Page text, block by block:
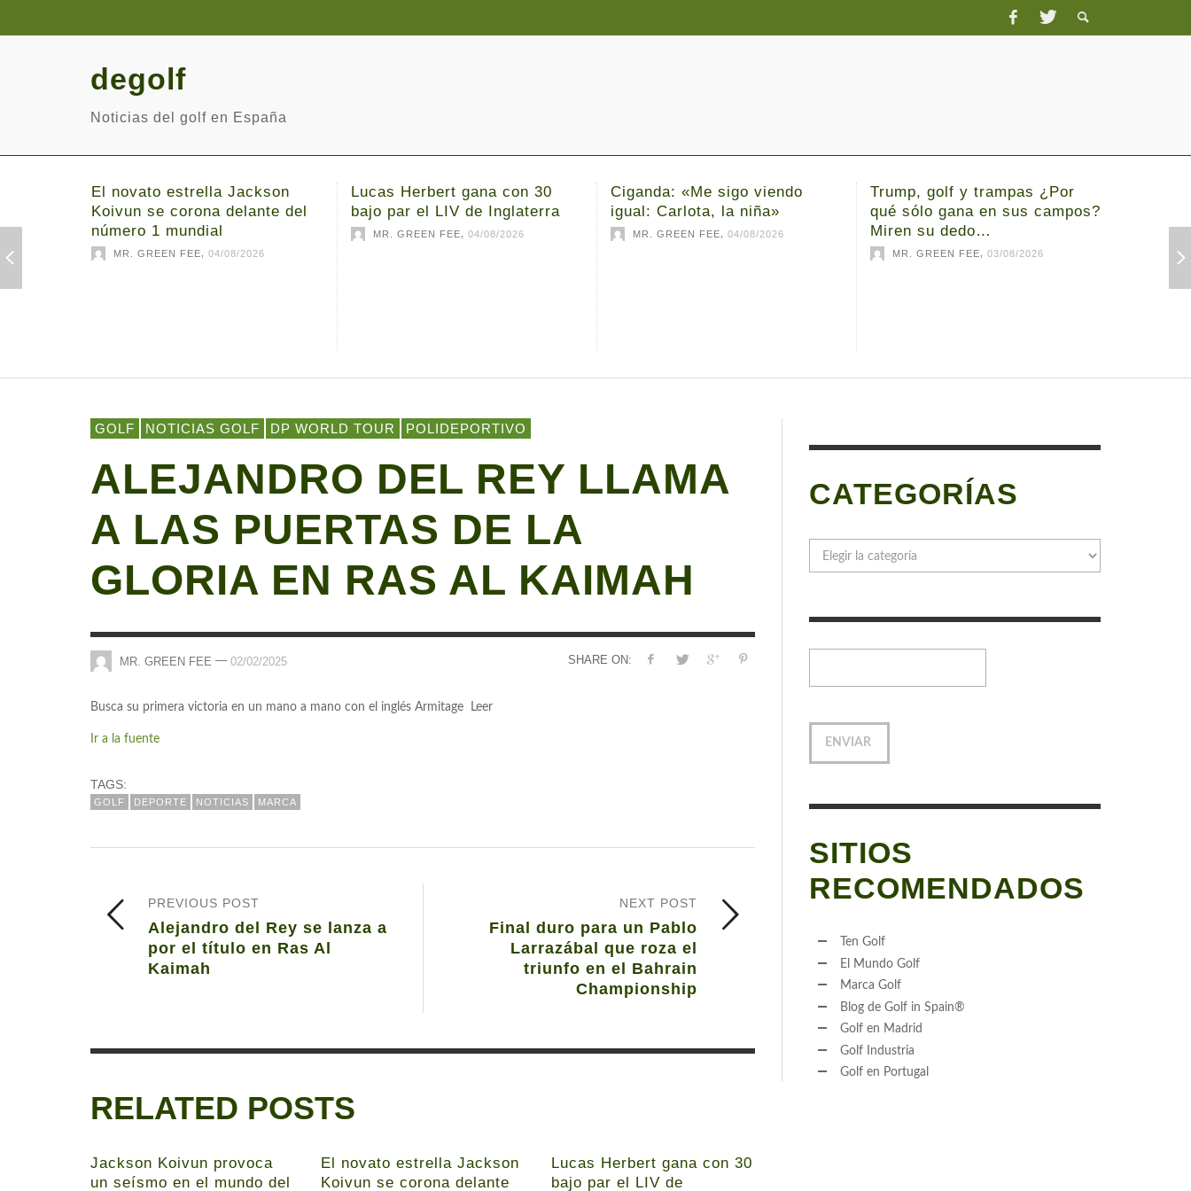
degolf
Noticias del golf en España
El novato estrella Jackson
Koivun se corona delante del
número 1 mundial
MR. GREEN FEE 04/08/2026
Lucas Herbert gana con 30
bajo par el LIV de Inglaterra
MR. GREEN FEE 04/08/2026
Ciganda: «Me sigo viendo
igual: Carlota, la niña»
MR. GREEN FEE 04/08/2026
Trump, golf y trampas ¿Por
qué sólo gana en sus campos?
Miren su dedo…
MR. GREEN FEE 03/08/2026
de la
MR.
GOLF NOTICIAS GOLF DP WORLD TOUR POLIDEPORTIVO
ALEJANDRO DEL REY LLAMA
A LAS PUERTAS DE LA
GLORIA EN RAS AL KAIMAH
SHARE ON:
MR. GREEN FEE — 02/02/2025
Busca su primera victoria en un mano a mano con el inglés Armitage Leer
Ir a la fuente
TAGS:
GOLF DEPORTE NOTICIAS MARCA
NEXT POST
Final duro para un Pablo
Larrazábal que roza el
triunfo en el Bahrain
Championship
PREVIOUS POST
Alejandro del Rey se lanza a
por el título en Ras Al
Kaimah
RELATED POSTS
Jackson Koivun provoca
un seísmo en el mundo del
El novato estrella Jackson
Koivun se corona delante
Lucas Herbert gana con 30
bajo par el LIV de
CATEGORÍAS
SITIOS
RECOMENDADOS
Ten Golf
El Mundo Golf
Marca Golf
Blog de Golf in Spain®
Golf en Madrid
Golf Industria
Golf en Portugal